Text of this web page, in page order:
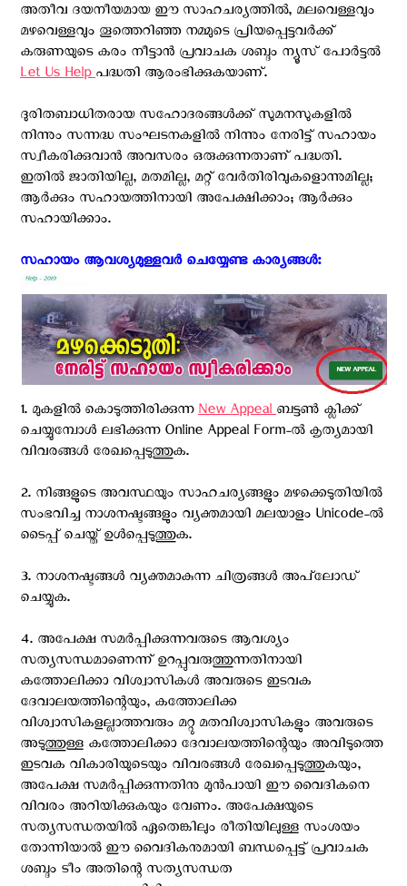
അതീവ ദയനീയമായ ഈ സാഹചര്യത്തില്‍, മലവെള്ളവും
മഴവെള്ളവും തൂത്തെറിഞ്ഞ നമ്മുടെ പ്രിയപ്പെട്ടവര്‍ക്ക്
കരുണയുടെ കരം നീട്ടാന്‍ പ്രവാചക ശബ്ദം ന്യൂസ് പോര്‍ട്ടല്‍
Let Us Helpപദ്ധതി ആരംഭിക്കുകയാണ്.
ദുരിതബാധിതരായ സഹോദരങ്ങള്‍ക്ക് സുമനസുകളില്‍
നിന്നും സന്നദ്ധ സംഘടനകളിൽ നിന്നും നേരിട്ട് സഹായം
സ്വീകരിക്കുവാൻ അവസരം ഒരുക്കുന്നതാണ് പദ്ധതി.
ഇതില്‍ ജാതിയില്ല, മതമില്ല, മറ്റ് വേര്‍തിരിവുകളൊന്നുമില്ല;
ആര്‍ക്കും സഹായത്തിനായി അപേക്ഷിക്കാം; ആര്‍ക്കും
സഹായിക്കാം.
സഹായം ആവശ്യമുള്ളവർ ചെയ്യേണ്ട കാര്യങ്ങൾ: ‍
1. മുകളിൽ കൊടുത്തിരിക്കുന്നNew Appealബട്ടൺ ക്ലിക്ക്
ചെയ്യുമ്പോൾ ലഭിക്കുന്ന Online Appeal Form-ൽ കൃത്യമായി
വിവരങ്ങൾ രേഖപ്പെടുത്തുക.
2. നിങ്ങളുടെ അവസ്ഥയും സാഹചര്യങ്ങളും മഴക്കെടുതിയിൽ
സംഭവിച്ച നാശനഷ്ടങ്ങളും വ്യക്തമായി മലയാളം Unicode-ൽ
ടൈപ്പ് ചെയ്ത് ഉൾപ്പെടുത്തുക.
3. നാശനഷ്ടങ്ങൾ വ്യക്തമാകുന്ന ചിത്രങ്ങൾ അപ്‌ലോഡ്
ചെയ്യുക.
4. അപേക്ഷ സമർപ്പിക്കുന്നവരുടെ ആവശ്യം
സത്യസന്ധമാണെന്ന് ഉറപ്പുവരുത്തുന്നതിനായി
കത്തോലിക്കാ വിശ്വാസികൾ അവരുടെ ഇടവക
ദേവാലയത്തിന്റെയും, കത്തോലിക്ക
വിശ്വാസികളല്ലാത്തവരും മറ്റു മതവിശ്വാസികളും അവരുടെ
അടുത്തുള്ള കത്തോലിക്കാ ദേവാലയത്തിന്റെയും അവിടുത്തെ
ഇടവക വികാരിയുടെയും വിവരങ്ങൾ രേഖപ്പെടുത്തുകയും,
അപേക്ഷ സമർപ്പിക്കുന്നതിനു മുൻപായി ഈ വൈദികനെ
വിവരം അറിയിക്കുകയും വേണം. അപേക്ഷയുടെ
സത്യസന്ധതയിൽ ഏതെങ്കിലും രീതിയിലുള്ള സംശയം
തോന്നിയാൽ ഈ വൈദികനുമായി ബന്ധപ്പെട്ട് പ്രവാചക
ശബ്ദം ടീം അതിന്റെ സത്യസന്ധത